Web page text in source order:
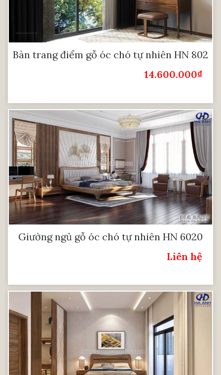
Bàn trang điểm gỗ óc chó tự nhiên HN 802
14.600.000₫
Giường ngủ gỗ óc chó tự nhiên HN 6020
Liên hệ